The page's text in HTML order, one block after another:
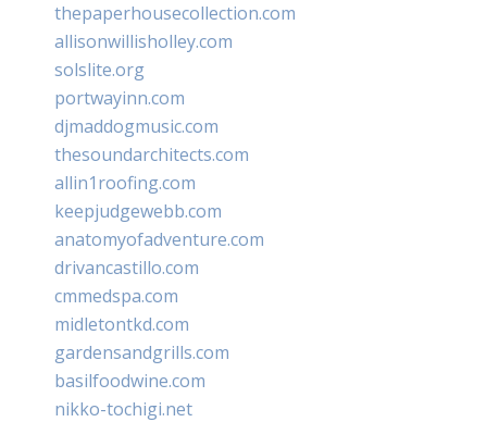
thepaperhousecollection.com
allisonwillisholley.com
solslite.org
portwayinn.com
djmaddogmusic.com
thesoundarchitects.com
allin1roofing.com
keepjudgewebb.com
anatomyofadventure.com
drivancastillo.com
cmmedspa.com
midletontkd.com
gardensandgrills.com
basilfoodwine.com
nikko-tochigi.net